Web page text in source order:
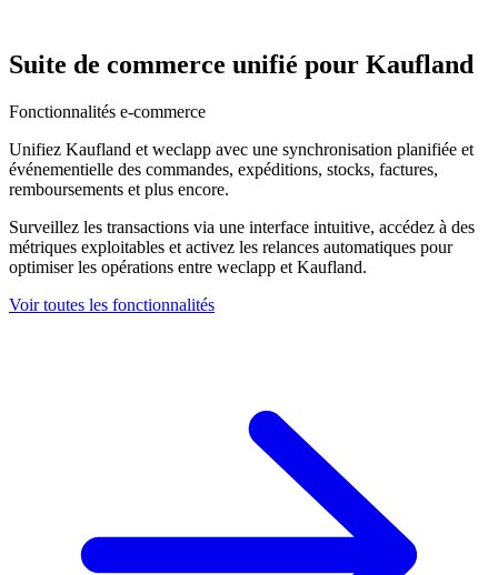
Suite de commerce unifié pour Kaufland
Fonctionnalités e-commerce
Unifiez Kaufland et weclapp avec une synchronisation planifiée et
événementielle des commandes, expéditions, stocks, factures,
remboursements et plus encore.
Surveillez les transactions via une interface intuitive, accédez à des
métriques exploitables et activez les relances automatiques pour
optimiser les opérations entre weclapp et Kaufland.
Voir toutes les fonctionnalités